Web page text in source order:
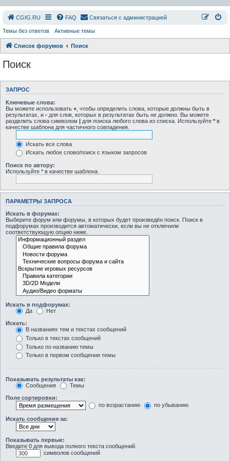
СGIG.RU FAQ Связаться с администрацией
Темы без ответов Активные темы
Список форумов Поиск
Поиск
ЗАПРОС
Ключевые слова:
Вы можете использовать + , чтобы определить слова, которые должны быть в
результатах, и - для слов, которых в результатах быть не должно. Вы можете
разделить слова символом | для поиска любого слова из списка. Используйте * в
качестве шаблона для частичного совпадения.
Искать все слова
Искать любое слово/поиск с языком запросов
Поиск по автору:
Используйте * в качестве шаблона.
ПАРАМЕТРЫ ЗАПРОСА
Искать в форумах:
Выберите форум или форумы, в которых будет произведён поиск. Поиск в
подфорумах производится автоматически, если вы не отключили
соответствующую опцию ниже.
Искать в подфорумах:
Да
Нет
Искать:
В названиях тем и текстах сообщений
Только в текстах сообщений
Только по названию темы
Только в первом сообщении темы
Показывать результаты как:
Сообщения
Темы
Поле сортировки:
по возрастанию
по убыванию
Искать сообщения за:
Показывать первые:
Введите 0 для вывода полного текста сообщений.
символов сообщений